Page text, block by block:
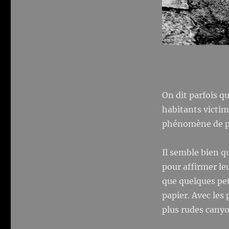
On dit parfois
habitants
phénomène de
Il semble bien
pour affirmer
que quelques
papier. Avec les
plus rudes